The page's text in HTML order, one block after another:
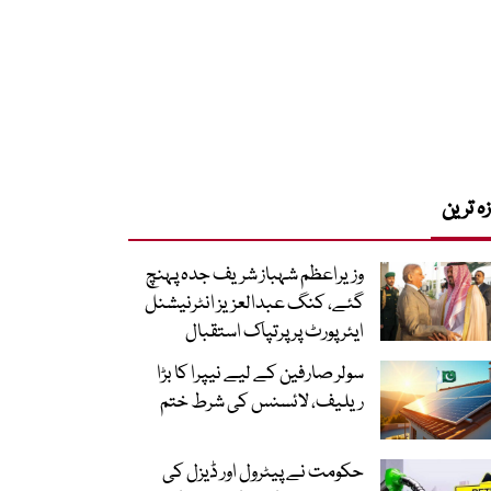
ترین
وزیراعظم شہباز شریف جدہ پہنچ
گئے، کنگ عبدالعزیز انٹرنیشنل
ایئر پورٹ پر پرتپاک استقبال
سولر صارفین کے لیے نیپرا کا بڑا
ریلیف، لائسنس کی شرط ختم
حکومت نے پیٹرول اور ڈیزل کی